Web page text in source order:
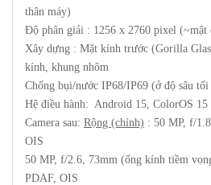
thân máy)
Độ phân giải : 1256 x 2760 pixel (~mật
Xây dựng : Mặt kính trước (Gorilla
kính, khung nhôm
Chống bụi/nước IP68/IP69 (ở độ sâu
Hệ điều hành: Android 15, ColorOS 15
Camera sau: Rộng (chính) : 50 MP, f/
OIS
50 MP, f/2.6, 73mm (ống kính tiềm
PDAF, OIS